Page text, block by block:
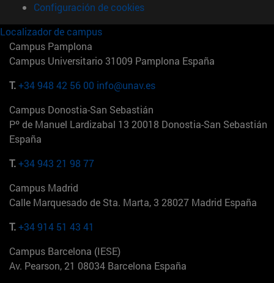
Configuración de cookies
Localizador de campus
Campus Pamplona
Campus Universitario 31009 Pamplona España
T.+34 948 42 56 00 info@unav.es
Campus Donostia-San Sebastián
Pº de Manuel Lardizabal 13 20018 Donostia-San Sebastián
España
T.+34 943 21 98 77
Campus Madrid
Calle Marquesado de Sta. Marta, 3 28027 Madrid España
T.+34 914 51 43 41
Campus Barcelona (IESE)
Av. Pearson, 21 08034 Barcelona España